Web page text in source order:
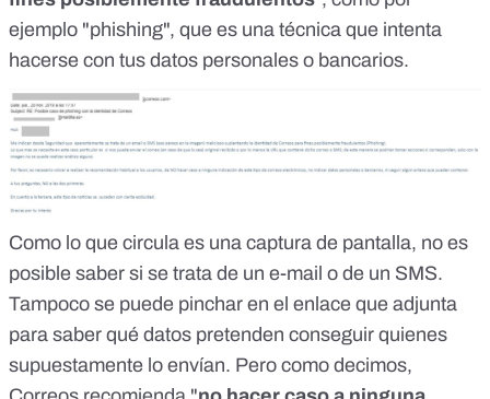
ejemplo "phishing", que es una técnica que intenta
hacerse con tus datos personales o bancarios.
Como lo que circula es una captura de pantalla, no es
posible saber si se trata de un e-mail o de un SMS.
Tampoco se puede pinchar en el enlace que adjunta
para saber qué datos pretenden conseguir quienes
supuestamente lo envían. Pero como decimos,